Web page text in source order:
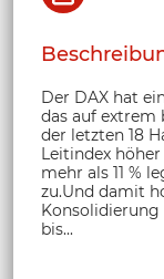
Der DAX hat
das auf extrem
der letzten 18
Leitindex
mehr als 11 %
zu.Und damit
Konsolidierung
bis...